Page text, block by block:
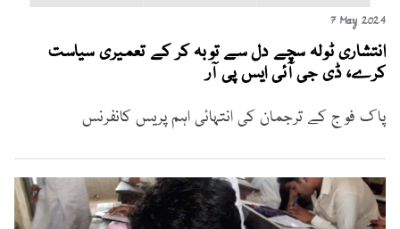
7 May 2024
انتشاری ٹولہ سچے دل سے توبہ کر کے تعمیری سیاست
کرے، ڈی جی آئی ایس پی آر
پاک فوج کے ترجمان کی انتہائی اہم پریس کانفرنس